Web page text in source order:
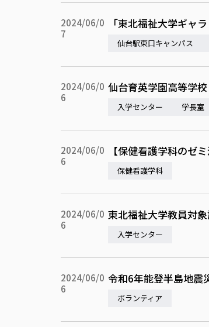
2024/06/0
7
「東北福祉大学ギャ
仙台駅東口キャンパス
2024/06/0
6
仙台育英学園高等学
入学センター 学長室
2024/06/0
6
【保健看護学科のゼ
保健看護学科
2024/06/0
6
東北福祉大学教員対
入学センター
2024/06/0
6
令和6年能登半島地震
ボランティア